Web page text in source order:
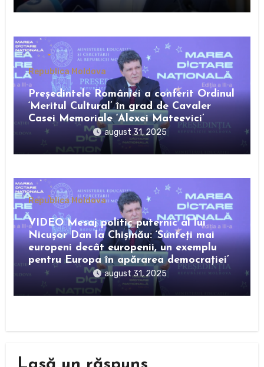
Republica Moldova
Preşedintele României a conferit Ordinul
‘Meritul Cultural’ în grad de Cavaler
Casei Memoriale ‘Alexei Mateevici’
august 31, 2025
Republica Moldova
VIDEO Mesaj politic puternic al lui
Nicușor Dan la Chișinău: ‘Sunteți mai
europeni decât europenii, un exemplu
pentru Europa în apărarea democrației’
august 31, 2025